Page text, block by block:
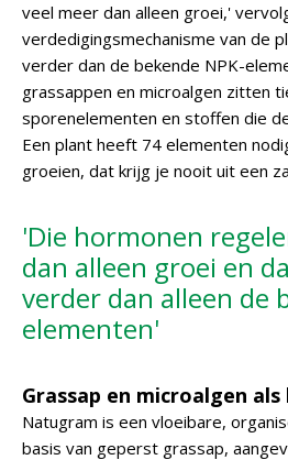
veel meer dan alleen groei,'
verdedigingsmechanisme van de
verder dan de bekende NPK-
grassappen en microalgen zitten
sporenelementen en stoffen die
Een plant heeft 74 elementen
groeien, dat krijg je nooit uit een
'Die hormonen
dan alleen groei en
verder dan alleen de
elementen'
Grassap en microalgen als
Natugram is een vloeibare,
basis van geperst grassap,